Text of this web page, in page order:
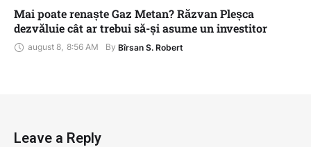
Mai poate renaște Gaz Metan? Răzvan Pleșca
dezvăluie cât ar trebui să-și asume un investitor
august 8, 8:56 AM By Bîrsan S. Robert
Leave a Reply